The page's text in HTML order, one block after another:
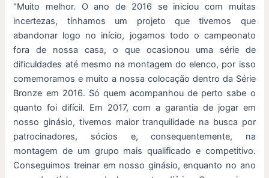
“Muito melhor. O ano de 2016 se iniciou com muitas
incertezas, tínhamos um projeto que tivemos que
abandonar logo no início, jogamos todo o campeonato
fora de nossa casa, o que ocasionou uma série de
dificuldades até mesmo na montagem do elenco, por isso
comemoramos e muito a nossa colocação dentro da Série
Bronze em 2016. Só quem acompanhou de perto sabe o
quanto foi difícil. Em 2017, com a garantia de jogar em
nosso ginásio, tivemos maior tranquilidade na busca por
patrocinadores, sócios e, consequentemente, na
montagem de um grupo mais qualificado e competitivo.
Conseguimos treinar em nosso ginásio, enquanto no ano